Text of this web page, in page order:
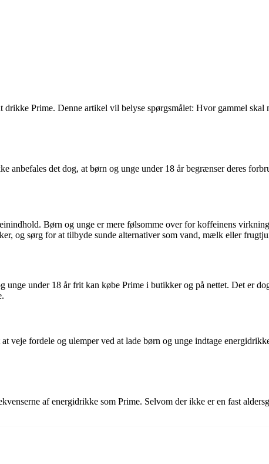
Prime. Denne artikel vil belyse spørgsmålet: Hvor gammel
det dog, at børn og unge under 18 år begrænser deres
Børn og unge er mere følsomme over for koffeinens
og sørg for at tilbyde sunde alternativer som vand, mælk eller
under 18 år frit kan købe Prime i butikker og på nettet. Det er
fordele og ulemper ved at lade børn og unge indtage
af energidrikke som Prime. Selvom der ikke er en fast